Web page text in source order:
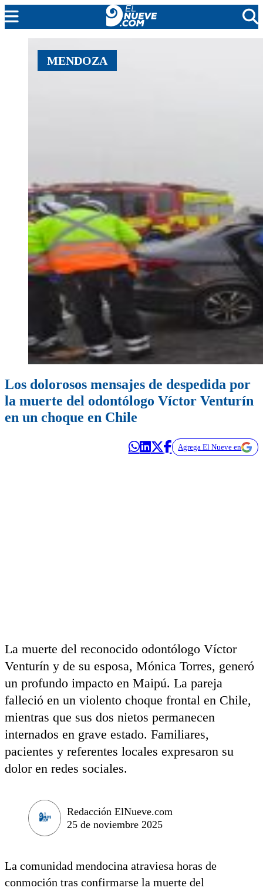
MENDOZA
CADA DÍA
MENDOZA
Los dolorosos mensajes de despedida por
la muerte del odontólogo Víctor Venturín
en un choque en Chile
Agrega El Nueve en
La muerte del reconocido odontólogo Víctor
Venturín y de su esposa, Mónica Torres, generó
un profundo impacto en Maipú. La pareja
falleció en un violento choque frontal en Chile,
mientras que sus dos nietos permanecen
internados en grave estado. Familiares,
pacientes y referentes locales expresaron su
dolor en redes sociales.
Redacción ElNueve.com
25 de noviembre 2025
La comunidad mendocina atraviesa horas de
conmoción tras confirmarse la muerte del